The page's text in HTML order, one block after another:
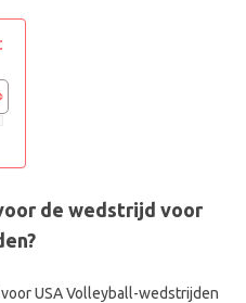
de wedstrijd voor
USA Volleyball-wedstrijden